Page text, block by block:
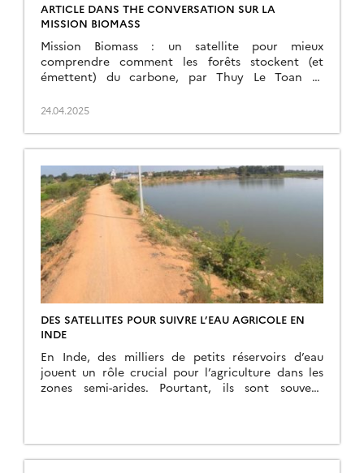
ARTICLE DANS THE CONVERSATION SUR LA
MISSION BIOMASS
Mission Biomass : un satellite pour mieux
comprendre comment les forêts stockent (et
émettent) du carbone, par Thuy Le Toan et
https://theconversation.com/mission-biomass-un-
forets-stockent-et-emettent-du-carbone-254316
24.04.2025
DES SATELLITES POUR SUIVRE L’EAU AGRICOLE EN
INDE
En Inde, des milliers de petits réservoirs d’eau
jouent un rôle crucial pour l’agriculture dans les
zones semi-arides. Pourtant, ils sont souvent
Pour suivre leur remplissage à l’échelle régionale,
des scientifiques […]